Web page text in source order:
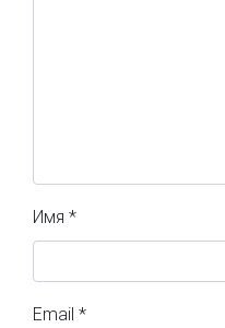
Имя *
Email *